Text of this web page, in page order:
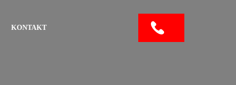
KONTAKT